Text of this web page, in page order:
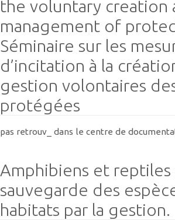
the voluntary creation
management of
Séminaire sur les
d’incitation à la
gestion volontaires
protégées
pas retrouv_ dans le centre de
Amphibiens et reptiles
sauvegarde des
habitats par la gestion.